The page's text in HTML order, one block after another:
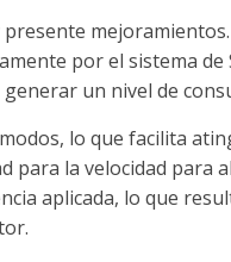
presente
por el sistema
un nivel de
lo que facilita
para la velocidad para
aplicada, lo que